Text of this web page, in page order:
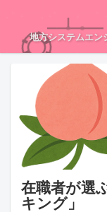
地方システムエン
在職者が選
キング」